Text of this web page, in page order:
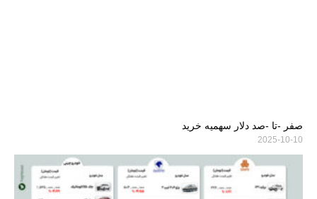
صفر -تا -صد دلار سهمیه خرید
2025-10-10